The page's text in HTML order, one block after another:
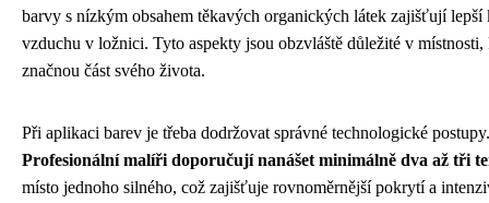
barvy s nízkým obsahem těkavých organických látek zajišťují lepší
vzduchu v ložnici. Tyto aspekty jsou obzvláště důležité v místnosti,
značnou část svého života.
Při aplikaci barev je třeba dodržovat správné technologické postupy.
Profesionální malíři doporučují nanášet minimálně dva až tři
místo jednoho silného, což zajišťuje rovnoměrnější pokrytí a